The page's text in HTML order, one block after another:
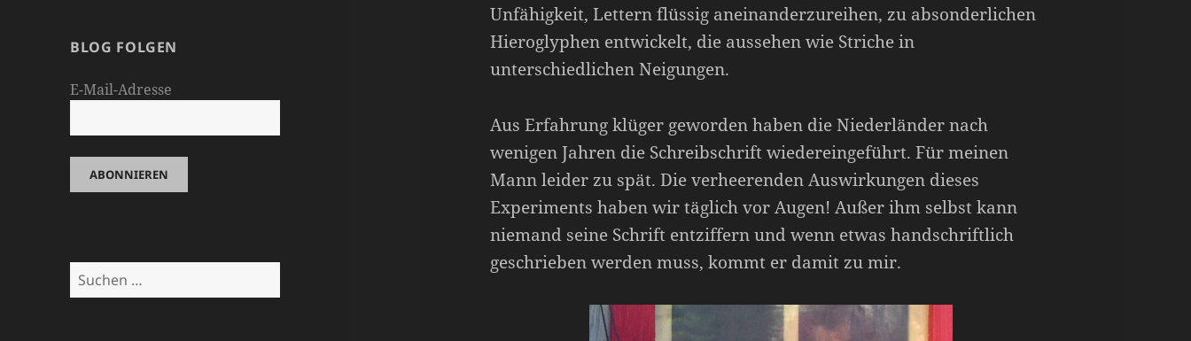
BLOG FOLGEN
E-Mail-Adresse
Suchen
nach:
Unfähigkeit, Lettern flüssig aneinanderzureihen, zu absonderlichen
Hieroglyphen entwickelt, die aussehen wie Striche in
unterschiedlichen Neigungen.
Aus Erfahrung klüger geworden haben die Niederländer nach
wenigen Jahren die Schreibschrift wiedereingeführt. Für meinen
Mann leider zu spät. Die verheerenden Auswirkungen dieses
Experiments haben wir täglich vor Augen! Außer ihm selbst kann
niemand seine Schrift entziffern und wenn etwas handschriftlich
geschrieben werden muss, kommt er damit zu mir.